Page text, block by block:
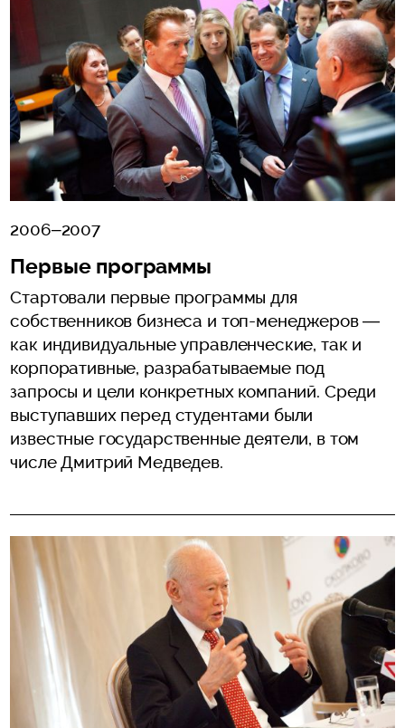
2006–2007
Первые программы
Стартовали первые программы для
собственников бизнеса и топ-менеджеров —
как индивидуальные управленческие, так и
корпоративные, разрабатываемые под
запросы и цели конкретных компаний. Среди
выступавших перед студентами были
известные государственные деятели, в том
числе Дмитрий Медведев.